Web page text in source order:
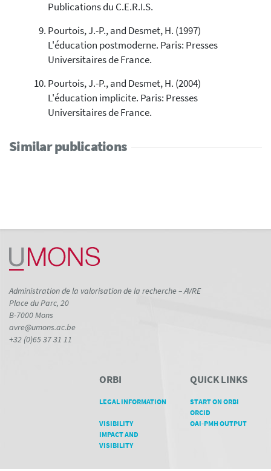
Publications du C.E.R.I.S.
Pourtois, J.-P., and Desmet, H. (1997)
L'éducation postmoderne. Paris: Presses
Universitaires de France.
Pourtois, J.-P., and Desmet, H. (2004)
L'éducation implicite. Paris: Presses
Universitaires de France.
Similar publications
Administration de la valorisation de la recherche – AVRE
Place du Parc, 20
B-7000 Mons
avre@umons.ac.be
+32 (0)65 37 31 11
ORBI
LEGAL INFORMATION
VISIBILITY
IMPACT AND
VISIBILITY
QUICK LINKS
START ON ORBI
ORCID
OAI-PMH OUTPUT